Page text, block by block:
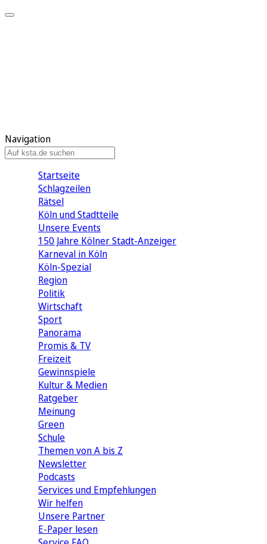
Navigation
Startseite
Schlagzeilen
Rätsel
Köln und Stadtteile
Unsere Events
150 Jahre Kölner Stadt-Anzeiger
Karneval in Köln
Köln-Spezial
Region
Politik
Wirtschaft
Sport
Panorama
Promis & TV
Freizeit
Gewinnspiele
Kultur & Medien
Ratgeber
Meinung
Green
Schule
Themen von A bis Z
Newsletter
Podcasts
Services und Empfehlungen
Wir helfen
Unsere Partner
E-Paper lesen